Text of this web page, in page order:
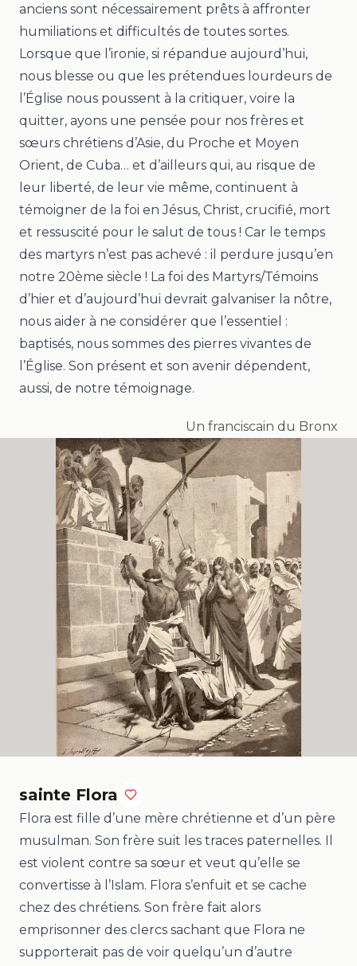
anciens sont nécessairement prêts à affronter
humiliations et difficultés de toutes sortes.
Lorsque que l’ironie, si répandue aujourd’hui,
nous blesse ou que les prétendues lourdeurs de
l’Église nous poussent à la critiquer, voire la
quitter, ayons une pensée pour nos frères et
sœurs chrétiens d’Asie, du Proche et Moyen
Orient, de Cuba… et d’ailleurs qui, au risque de
leur liberté, de leur vie même, continuent à
témoigner de la foi en Jésus, Christ, crucifié, mort
et ressuscité pour le salut de tous ! Car le temps
des martyrs n’est pas achevé : il perdure jusqu’en
notre 20ème siècle ! La foi des Martyrs/Témoins
d’hier et d’aujourd’hui devrait galvaniser la nôtre,
nous aider à ne considérer que l’essentiel :
baptisés, nous sommes des pierres vivantes de
l’Église. Son présent et son avenir dépendent,
aussi, de notre témoignage.
Un franciscain du Bronx
sainte Flora
Flora est fille d’une mère chrétienne et d’un père
musulman. Son frère suit les traces paternelles. Il
est violent contre sa sœur et veut qu’elle se
convertisse à l’Islam. Flora s’enfuit et se cache
chez des chrétiens. Son frère fait alors
emprisonner des clercs sachant que Flora ne
supporterait pas de voir quelqu’un d’autre